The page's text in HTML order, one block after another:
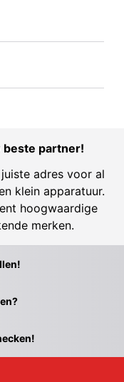
beste partner!
adres voor al
klein apparatuur.
hoogwaardige
merken.